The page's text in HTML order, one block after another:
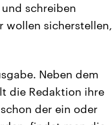
schreiben
wollen sicherstellen,
Neben dem
die Redaktion ihre
der ein oder